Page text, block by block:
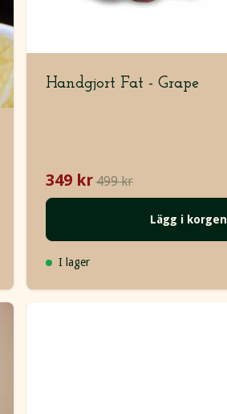
Handgjort Fat - Grape
349 kr 499 kr
Lägg i korgen
I lager